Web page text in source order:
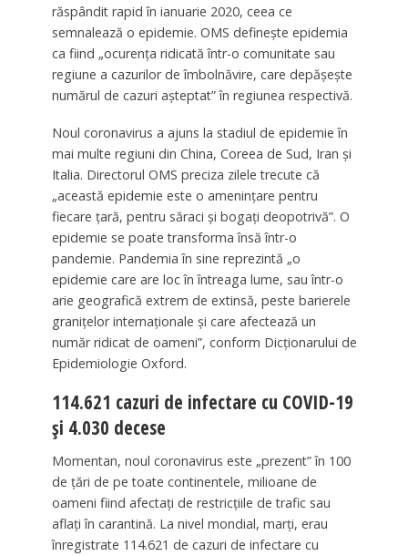
răspândit rapid în ianuarie 2020, ceea ce
semnalează o epidemie. OMS defineşte epidemia
ca fiind „ocurenţa ridicată într-o comunitate sau
regiune a cazurilor de îmbolnăvire, care depăşeşte
numărul de cazuri aşteptat” în regiunea respectivă.
Noul coronavirus a ajuns la stadiul de epidemie în
mai multe regiuni din China, Coreea de Sud, Iran şi
Italia. Directorul OMS preciza zilele trecute că
„această epidemie este o ameninţare pentru
fiecare ţară, pentru săraci şi bogaţi deopotrivă”. O
epidemie se poate transforma însă într-o
pandemie. Pandemia în sine reprezintă „o
epidemie care are loc în întreaga lume, sau într-o
arie geografică extrem de extinsă, peste barierele
graniţelor internaţionale şi care afectează un
număr ridicat de oameni”, conform Dicţionarului de
Epidemiologie Oxford.
114.621 cazuri de infectare cu COVID-19
și 4.030 decese
Momentan, noul coronavirus este „prezent” în 100
de ţări de pe toate continentele, milioane de
oameni fiind afectaţi de restricţiile de trafic sau
aflaţi în carantină. La nivel mondial, marţi, erau
înregistrate 114.621 de cazuri de infectare cu